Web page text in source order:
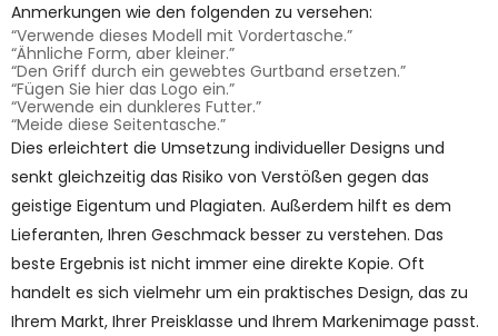
Anmerkungen wie den folgenden zu versehen:
“Verwende dieses Modell mit Vordertasche.”
“Ähnliche Form, aber kleiner.”
“Den Griff durch ein gewebtes Gurtband ersetzen.”
“Fügen Sie hier das Logo ein.”
“Verwende ein dunkleres Futter.”
“Meide diese Seitentasche.”
Dies erleichtert die Umsetzung individueller Designs und
senkt gleichzeitig das Risiko von Verstößen gegen das
geistige Eigentum und Plagiaten. Außerdem hilft es dem
Lieferanten, Ihren Geschmack besser zu verstehen. Das
beste Ergebnis ist nicht immer eine direkte Kopie. Oft
handelt es sich vielmehr um ein praktisches Design, das zu
Ihrem Markt, Ihrer Preisklasse und Ihrem Markenimage passt.